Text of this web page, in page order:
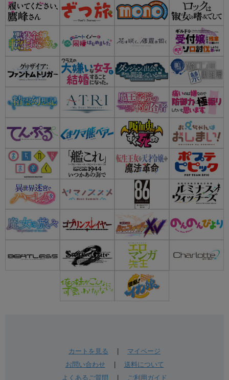
カートを見る
マイページ
お問い合わせ| 送料について
よくあるご質問
ご利用ガイド